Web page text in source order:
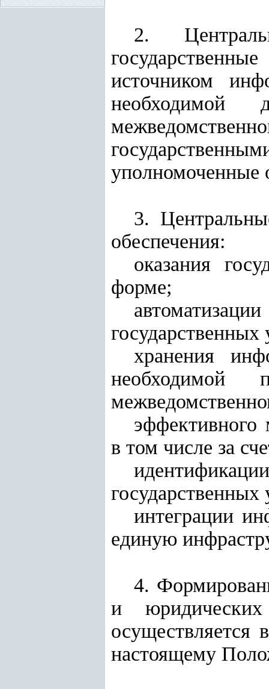
2.
источником
необходимой
уполномоченные
3.
обеспечения:
оказания
форме;
государственных
хранения
необходимой
эффективного
в том числе за
государственных
интеграции
единую
4.
и
осуществляется
настоящему